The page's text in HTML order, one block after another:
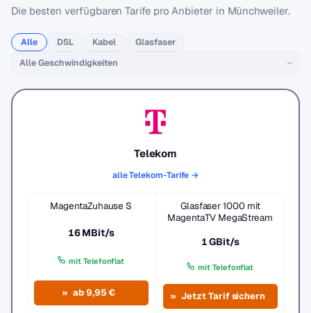
Die besten verfügbaren Tarife pro Anbieter in Münchweiler.
Alle DSL Kabel Glasfaser
Telekom
alle Telekom-Tarife →
MagentaZuhause S
16 MBit/s
mit Telefonflat
ab 9,95 €
Glasfaser 1000 mit
MagentaTV MegaStream
1 GBit/s
mit Telefonflat
Jetzt Tarif sichern